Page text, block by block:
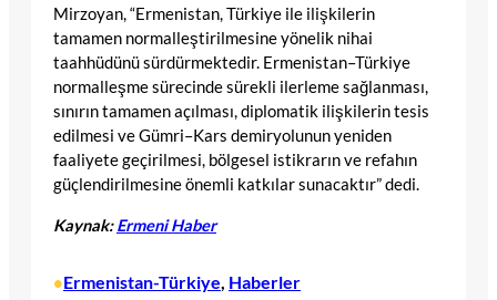
Mirzoyan, “Ermenistan, Türkiye ile ilişkilerin
tamamen normalleştirilmesine yönelik nihai
taahhüdünü sürdürmektedir. Ermenistan–Türkiye
normalleşme sürecinde sürekli ilerleme sağlanması,
sınırın tamamen açılması, diplomatik ilişkilerin tesis
edilmesi ve Gümri–Kars demiryolunun yeniden
faaliyete geçirilmesi, bölgesel istikrarın ve refahın
güçlendirilmesine önemli katkılar sunacaktır” dedi.
Kaynak:Ermeni Haber
•Ermenistan-Türkiye, Haberler